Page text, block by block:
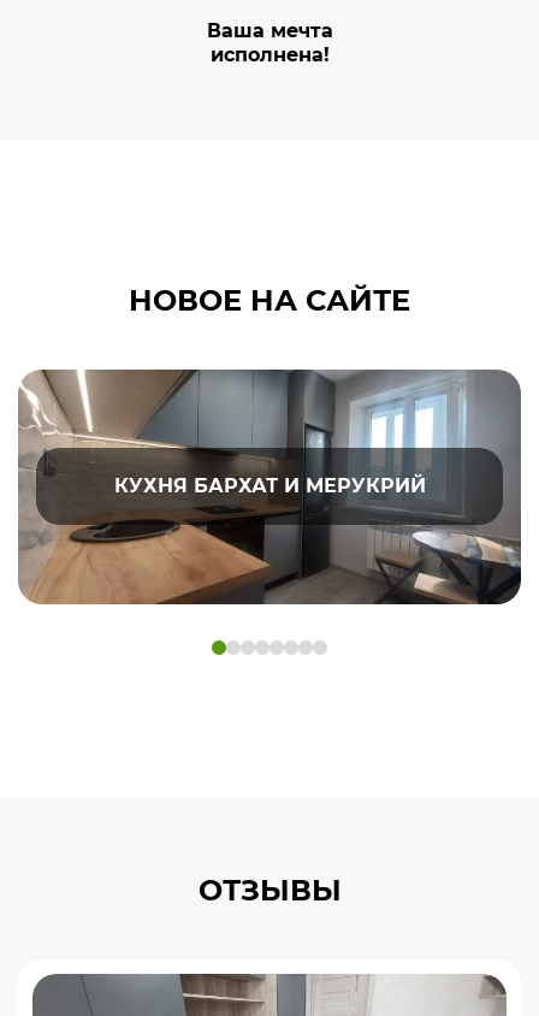
Ваша мечта
исполнена!
НОВОЕ НА САЙТЕ
КУХНЯ БАРХАТ И МЕРУКРИЙ
ОТЗЫВЫ